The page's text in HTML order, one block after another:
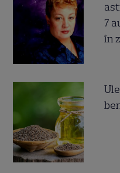
7
în